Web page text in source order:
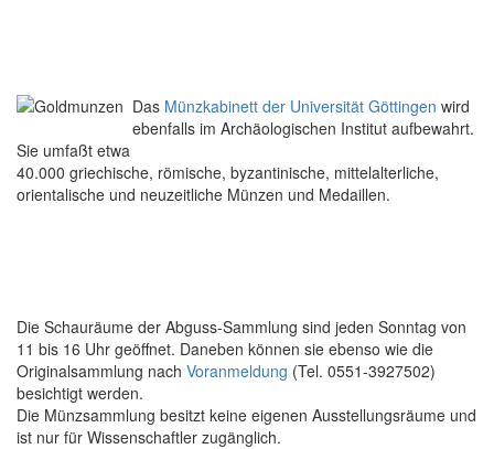
Das Münzkabinett der Universität Göttingen wird
ebenfalls im Archäologischen Institut aufbewahrt.
Sie umfaßt etwa
40.000 griechische, römische, byzantinische, mittelalterliche,
orientalische und neuzeitliche Münzen und Medaillen.
Die Schauräume der Abguss-Sammlung sind jeden Sonntag von
11 bis 16 Uhr geöffnet. Daneben können sie ebenso wie die
Originalsammlung nach Voranmeldung (Tel. 0551-3927502)
besichtigt werden.
Die Münzsammlung besitzt keine eigenen Ausstellungsräume und
ist nur für Wissenschaftler zugänglich.